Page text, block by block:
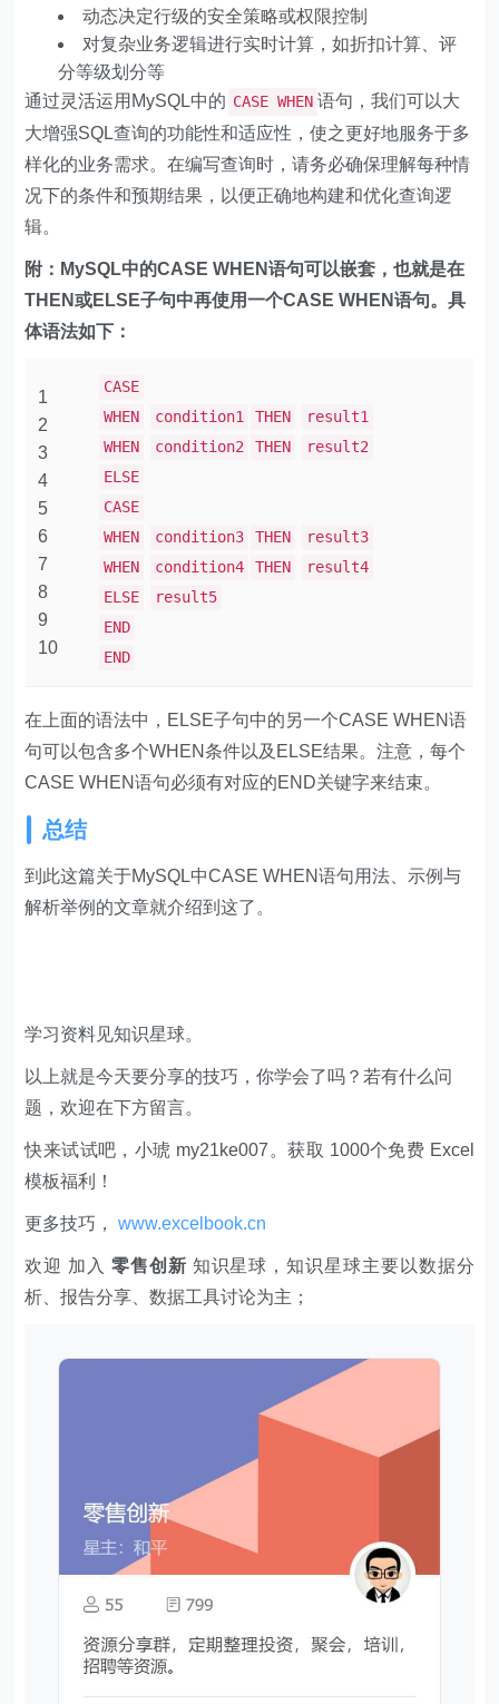
动态决定行级的安全策略或权限控制
对复杂业务逻辑进行实时计算，如折扣计算、评
分等级划分等
通过灵活运用MySQL中的 CASE WHEN 语句，我们可以大
大增强SQL查询的功能性和适应性，使之更好地服务于多
样化的业务需求。在编写查询时，请务必确保理解每种情
况下的条件和预期结果，以便正确地构建和优化查询逻
辑。
附：MySQL中的CASE WHEN语句可以嵌套，也就是在
THEN或ELSE子句中再使用一个CASE WHEN语句。具
体语法如下：
1
2
3
4
5
6
7
8
9
10
CASE
WHEN
condition1 THEN
result1
WHEN
condition2 THEN
result2
ELSE
CASE
WHEN
condition3 THEN
result3
WHEN
condition4 THEN
result4
ELSE
result5
END
END
在上面的语法中，ELSE子句中的另一个CASE WHEN语
句可以包含多个WHEN条件以及ELSE结果。注意，每个
CASE WHEN语句必须有对应的END关键字来结束。
总结
到此这篇关于MySQL中CASE WHEN语句用法、示例与
解析举例的文章就介绍到这了。
学习资料见知识星球。
以上就是今天要分享的技巧，你学会了吗？若有什么问
题，欢迎在下方留言。
快来试试吧，小琥 my21ke007。获取 1000个免费 Excel
模板福利​​​​！
更多技巧，www.excelbook.cn
欢迎 加入 零售创新 知识星球，知识星球主要以数据分
析、报告分享、数据工具讨论为主；